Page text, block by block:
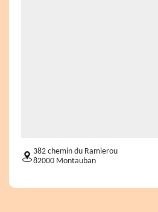
382 chemin du Ramierou
82000 Montauban